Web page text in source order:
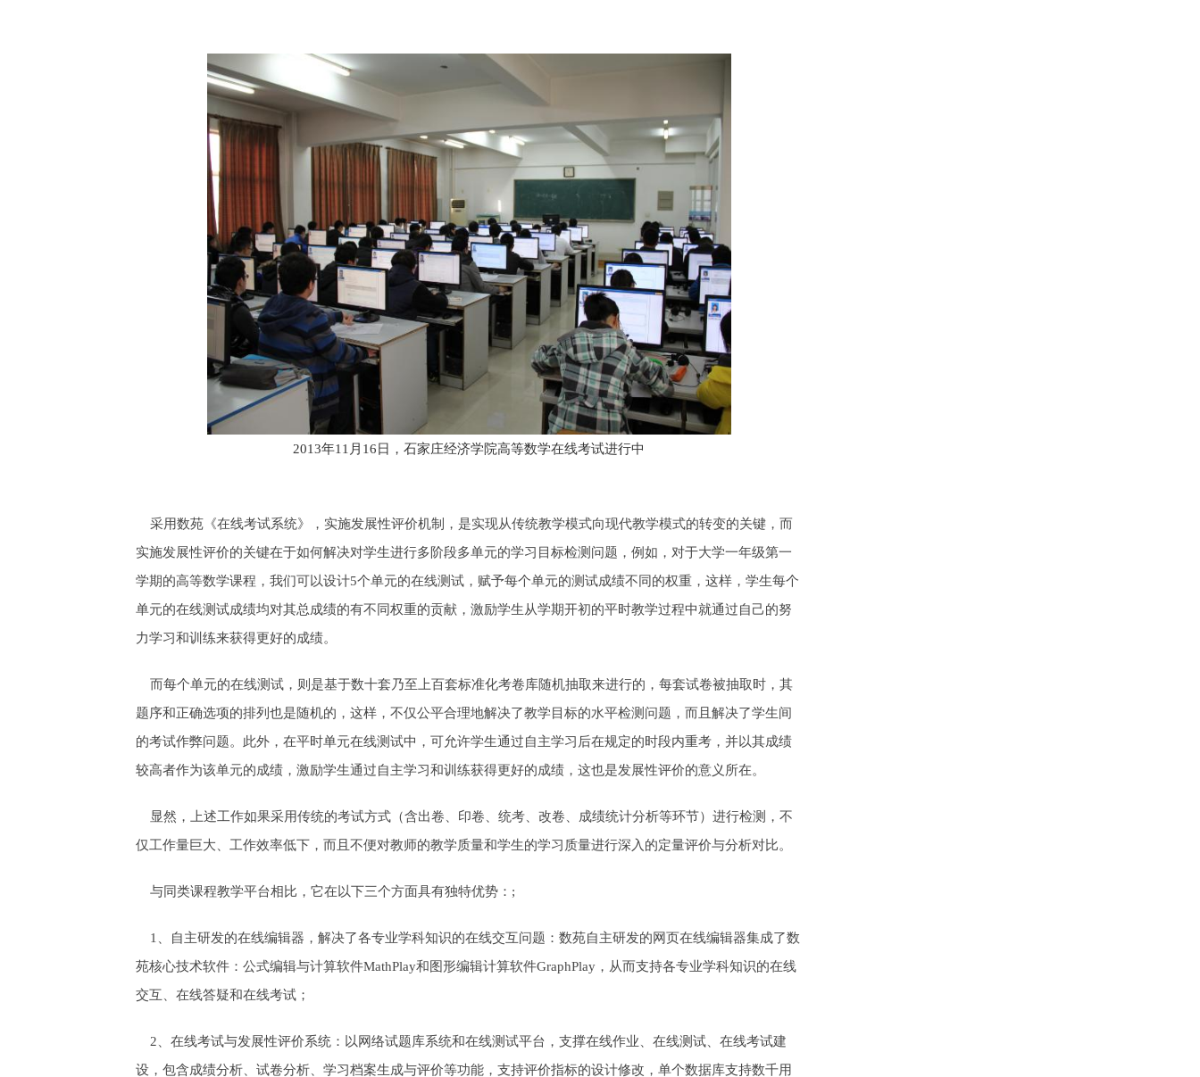
2013年11月16日，石家庄经济学院高等数学在线考试进行中
采用数苑《在线考试系统》，实施发展性评价机制，是实现从传统教学模式向现代教学模式的转变的关键，而
实施发展性评价的关键在于如何解决对学生进行多阶段多单元的学习目标检测问题，例如，对于大学一年级第一
学期的高等数学课程，我们可以设计5个单元的在线测试，赋予每个单元的测试成绩不同的权重，这样，学生每个
单元的在线测试成绩均对其总成绩的有不同权重的贡献，激励学生从学期开初的平时教学过程中就通过自己的努
力学习和训练来获得更好的成绩。
而每个单元的在线测试，则是基于数十套乃至上百套标准化考卷库随机抽取来进行的，每套试卷被抽取时，其
题序和正确选项的排列也是随机的，这样，不仅公平合理地解决了教学目标的水平检测问题，而且解决了学生间
的考试作弊问题。此外，在平时单元在线测试中，可允许学生通过自主学习后在规定的时段内重考，并以其成绩
较高者作为该单元的成绩，激励学生通过自主学习和训练获得更好的成绩，这也是发展性评价的意义所在。
显然，上述工作如果采用传统的考试方式（含出卷、印卷、统考、改卷、成绩统计分析等环节）进行检测，不
仅工作量巨大、工作效率低下，而且不便对教师的教学质量和学生的学习质量进行深入的定量评价与分析对比。
与同类课程教学平台相比，它在以下三个方面具有独特优势：;
1、自主研发的在线编辑器，解决了各专业学科知识的在线交互问题：数苑自主研发的网页在线编辑器集成了数
苑核心技术软件：公式编辑与计算软件MathPlay和图形编辑计算软件GraphPlay，从而支持各专业学科知识的在线
交互、在线答疑和在线考试；
2、在线考试与发展性评价系统：以网络试题库系统和在线测试平台，支撑在线作业、在线测试、在线考试建
设，包含成绩分析、试卷分析、学习档案生成与评价等功能，支持评价指标的设计修改，单个数据库支持数千用